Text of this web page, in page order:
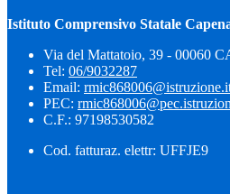
Istituto Comprensivo Statale
Via del Mattatoio, 39 - 00060
Tel: 06/9032287
Email:
PEC:
C.F.: 97198530582
Cod. fatturaz. elettr: UFFJE9